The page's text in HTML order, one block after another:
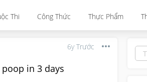
Thi Công Thức Thực Phẩm
6y Trước
in 3 days